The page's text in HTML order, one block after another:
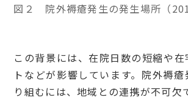
図２ 院外褥瘡発生の発生場所（
この背景には、在院日数の短縮や在
トなどが影響しています。院外褥
り組むには、地域との連携が不可欠